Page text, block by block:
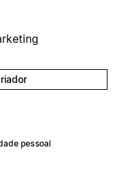
pessoal